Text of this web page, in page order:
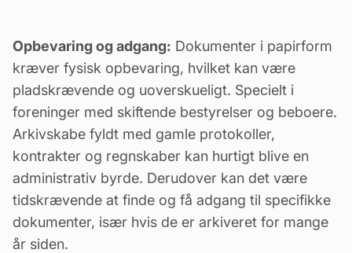
Opbevaring og adgang: Dokumenter i papirform
kræver fysisk opbevaring, hvilket kan være
pladskrævende og uoverskueligt. Specielt i
foreninger med skiftende bestyrelser og beboere.
Arkivskabe fyldt med gamle protokoller,
kontrakter og regnskaber kan hurtigt blive en
administrativ byrde. Derudover kan det være
tidskrævende at finde og få adgang til specifikke
dokumenter, især hvis de er arkiveret for mange
år siden.